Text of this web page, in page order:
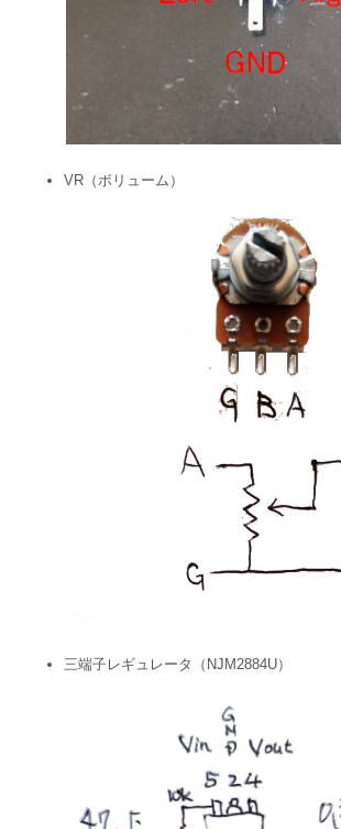
VR（ボリューム）
三端子レギュレータ（NJM2884U）